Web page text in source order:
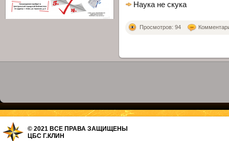
Наука не скука
Просмотров: 94
© 2021 ВСЕ ПРАВА ЗАЩИЩЕНЫ
ЦБС Г.КЛИН